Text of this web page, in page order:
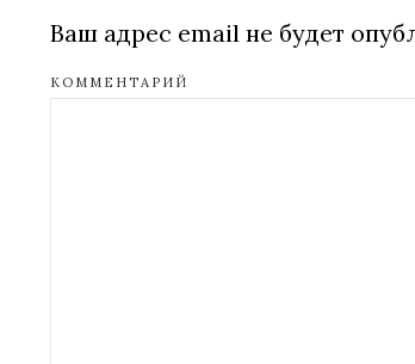
Ваш адрес email не будет
КОММЕНТАРИЙ